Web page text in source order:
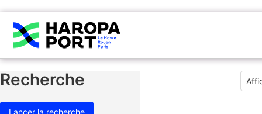
Recherche